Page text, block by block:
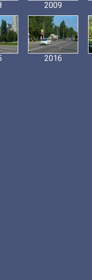
2009
2016